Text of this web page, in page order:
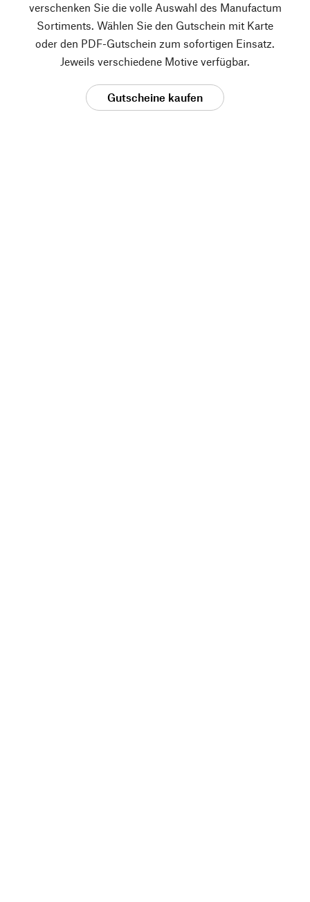
verschenken Sie die volle Auswahl des Manufactum
Sortiments. Wählen Sie den Gutschein mit Karte
oder den PDF-Gutschein zum sofortigen Einsatz.
Jeweils verschiedene Motive verfügbar.
Gutscheine kaufen